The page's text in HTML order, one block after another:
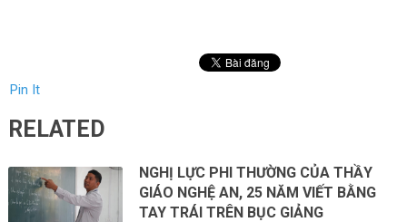
Pin It
RELATED
NGHỊ LỰC PHI THƯỜNG CỦA THẦY
GIÁO NGHỆ AN, 25 NĂM VIẾT BẰNG
TAY TRÁI TRÊN BỤC GIẢNG